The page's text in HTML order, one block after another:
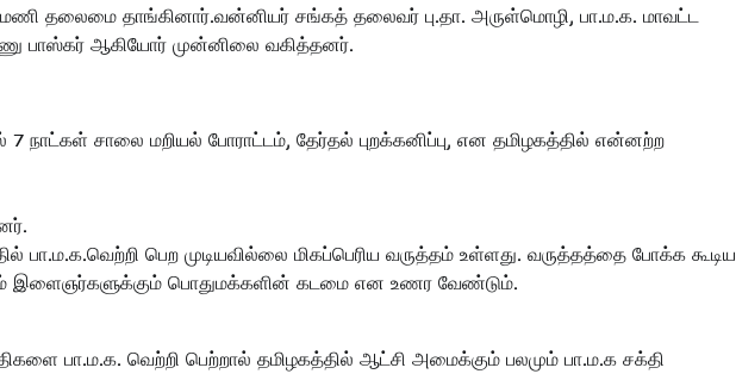
தலைமை தாங்கினார்.வன்னியர் சங்கத் தலைவர் பு.தா. அருள்மொழி, பா.ம.க. மாவட்ட
பாஸ்கர் ஆகியோர் முன்னிலை வகித்தனர்.
7 நாட்கள் சாலை மறியல் போராட்டம், தேர்தல் புறக்கனிப்பு, என தமிழகத்தில் என்னற்ற
பெற முடியவில்லை மிகப்பெரிய வருத்தம் உள்ளது. வருத்தத்தை போக்க கூடிய
இளைஞர்களுக்கும் பொதுமக்களின் கடமை என உணர வேண்டும்.
பா.ம.க. வெற்றி பெற்றால் தமிழகத்தில் ஆட்சி அமைக்கும் பலமும் பா.ம.க சக்தி